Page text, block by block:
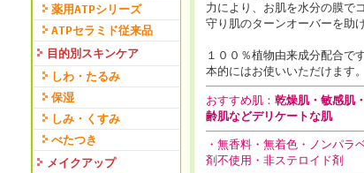
薬用ATPシリーズ
ATPセラミド従来品
目的別スキンケア
しわ・たるみ
保湿
しみ・くすみ
べたつき
メイクアップ
力により、お肌を水分の膜で
守り肌のターンオーバーを助け
１００％植物由来成分配合で
本的にはお使いいただけます。
おすすめ肌： 乾燥肌・敏感肌
齢肌などデリケートな肌
・無香料・無着色・ノンパラ
剤不使用・非ステロイド剤